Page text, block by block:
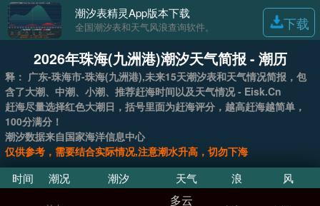
潮汐表精灵App版本下载
全国潮汐表和天气风浪查询软件。 下载
2026年珠海(九洲港)潮汐天气简报 - 潮历
释： 广东-珠海市-珠海(九洲港),未来15天潮汐表和天气情况简报，包
含了大潮、中潮、小潮、推荐赶海时间以及天气情况 - Eisk.Cn
赶海尽量选择红色大潮日，括号里面为赶海评分，越高赶海越简单，
100分满分！
潮汐数据来自国家海洋信息中心
仅供参考，需要结合实际情况,注意潮水升高，切勿下海
时间 潮况 潮汐 天气 浪 风
多云